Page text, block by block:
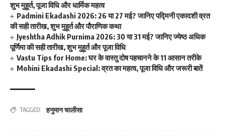
शुभ मुहूर्त, पूजा विधि और धार्मिक महत्व
Padmini Ekadashi 2026: 26 या 27 मई? जानिए पद्मिनी एकादशी व्रत
की सही तारीख, शुभ मुहूर्त और पौराणिक कथा
Jyeshtha Adhik Purnima 2026: 30 या 31 मई? जानिए ज्येष्ठ अधिक
पूर्णिमा की सही तारीख, शुभ मुहूर्त और पूजा विधि
Vastu Tips for Home: घर के वास्तु दोष पहचानने के 11 आसान तरीके
Mohini Ekadashi Special: व्रत का महत्व, पूजा विधि और जरूरी बातें
TAGGED: हनुमान चालीसा